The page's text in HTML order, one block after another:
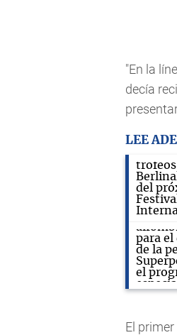
"En la
decía
LEE
El